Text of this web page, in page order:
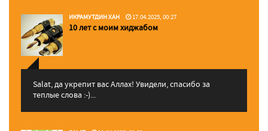
ИКРАМУТДИН ХАН 17.04.2025, 00:27
10 лет с моим хиджабом
Salat, да укрепит вас Аллаx! Увидели, спасибо за
теплые слова :-)...